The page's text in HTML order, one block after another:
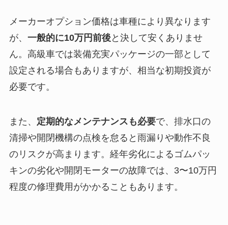
メーカーオプション価格は車種により異なります
が、 一般的に10万円前後と決して安くありませ
ん。高級車では装備充実パッケージの一部として
設定される場合もありますが、相当な初期投資が
必要です。
また、 定期的なメンテナンスも必要で、排水口の
清掃や開閉機構の点検を怠ると雨漏りや動作不良
のリスクが高まります。経年劣化によるゴムパッ
キンの劣化や開閉モーターの故障では、3〜10万円
程度の修理費用がかかることもあります。